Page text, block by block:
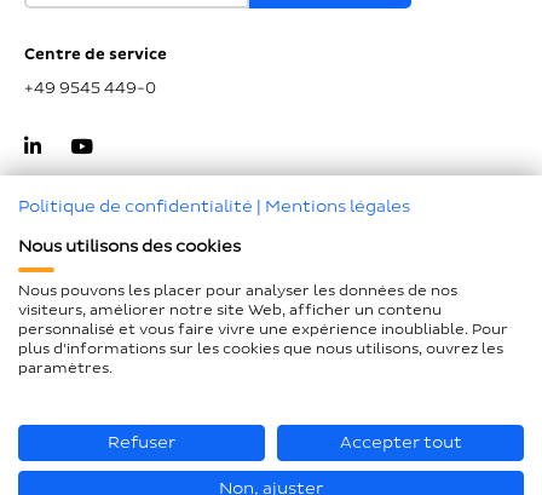
Centre de service
+49 9545 449-0
Mentions légales
Protection des données
Plan du site
Politique de confidentialité | Mentions légales
Nous utilisons des cookies
Nous pouvons les placer pour analyser les données de nos
visiteurs, améliorer notre site Web, afficher un contenu
personnalisé et vous faire vivre une expérience inoubliable. Pour
plus d'informations sur les cookies que nous utilisons, ouvrez les
paramètres.
Refuser Accepter tout
Non, ajuster